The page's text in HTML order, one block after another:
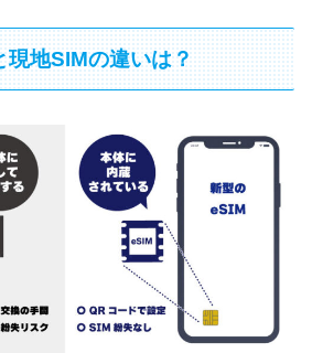
現地SIMの違いは？